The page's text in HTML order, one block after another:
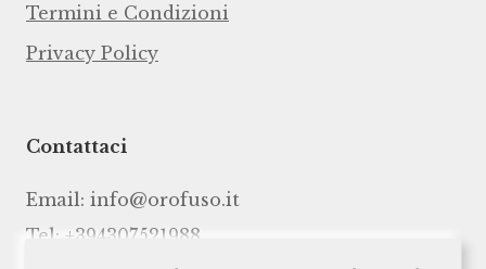
Termini e Condizioni
Privacy Policy
Contattaci
Email: info@orofuso.it
Tel: +394307521988